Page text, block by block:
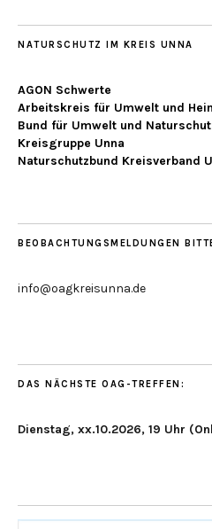
NATURSCHUTZ IM KREIS UNNA
AGON Schwerte
Arbeitskreis für Umwelt und
Bund für Umwelt und
Kreisgruppe Unna
Naturschutzbund Kreisverband
BEOBACHTUNGSMELDUNGEN
info@oagkreisunna.de
DAS NÄCHSTE OAG-TREFFEN:
Dienstag, xx.10.2026, 19 Uhr